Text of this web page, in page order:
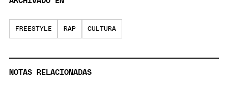
19
FREESTYLE RAP CULTURA
NOTAS RELACIONADAS